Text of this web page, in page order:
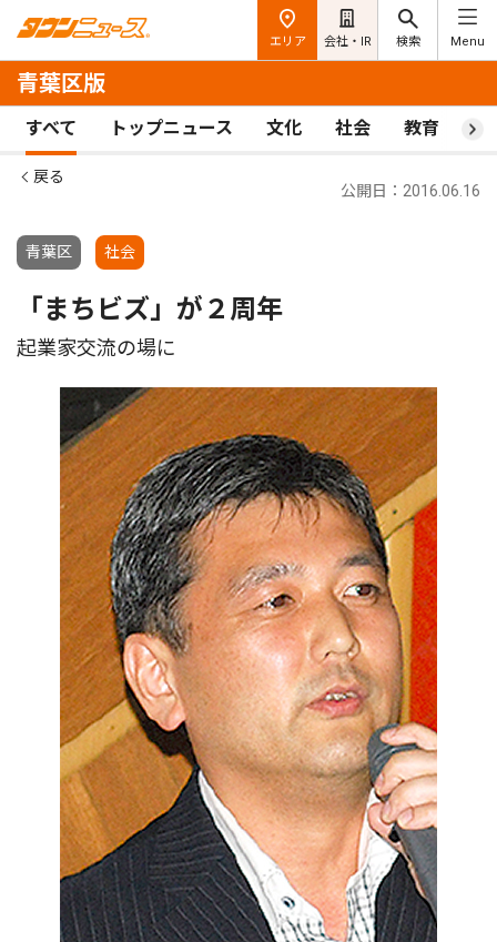
エリア 会社・IR 検索 Menu
青葉区版
すべて トップニュース 文化 社会 教育 ス
戻る
青葉区 社会
公開日：2016.06.16
「まちビズ」が２周年
起業家交流の場に